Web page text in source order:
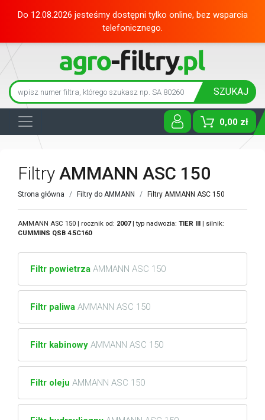
Do 12.08.2026 jesteśmy dostępni tylko online, bez wsparcia
telefonicznego.
SZUKAJ
0,00 zł
Toggle
Filtry AMMANN ASC 150
Strona główna Filtry do AMMANN Filtry AMMANN ASC 150
AMMANN ASC 150 | rocznik od: 2007| typ nadwozia: TIER III | silnik:
CUMMINS QSB 4.5C160
Filtr powietrza AMMANN ASC 150
Filtr paliwa AMMANN ASC 150
Filtr kabinowy AMMANN ASC 150
Filtr oleju AMMANN ASC 150